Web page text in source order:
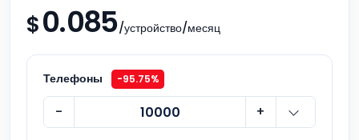
$0.085/устройство/месяц
Телефоны -95.75%
- +